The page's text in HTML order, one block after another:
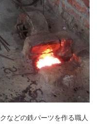
などの鉄パーツを作る職人